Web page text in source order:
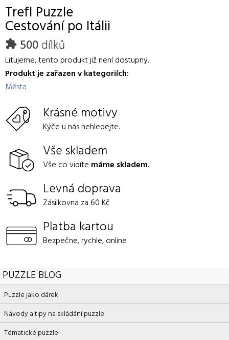
Trefl Puzzle
Cestování po Itálii
500dílků
Litujeme, tento produkt již není dostupný.
Produkt je zařazen v kategoriích:
Města
Krásné motivy
Kýče u nás nehledejte.
Vše skladem
Vše co vidíte máme skladem.
Levná doprava
Zásilkovna za 60 Kč
Platba kartou
Bezpečne, rychle, online
PUZZLE BLOG
Puzzle jako dárek
Návody a tipy na skládání puzzle
Tématické puzzle